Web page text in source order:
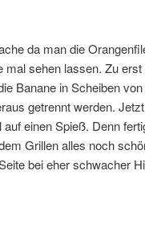
da man die
sehen lassen. Zu
Banane in Scheiben
getrennt werden.
einen Spieß. Denn
Grillen alles noch
bei eher schwacher